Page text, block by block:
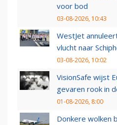
voor bod
03-08-2026, 10:43
WestJet
vlucht naar
03-08-2026, 10:02
VisionSafe wijst
gevaren rook in
01-08-2026, 8:00
Donkere wolken